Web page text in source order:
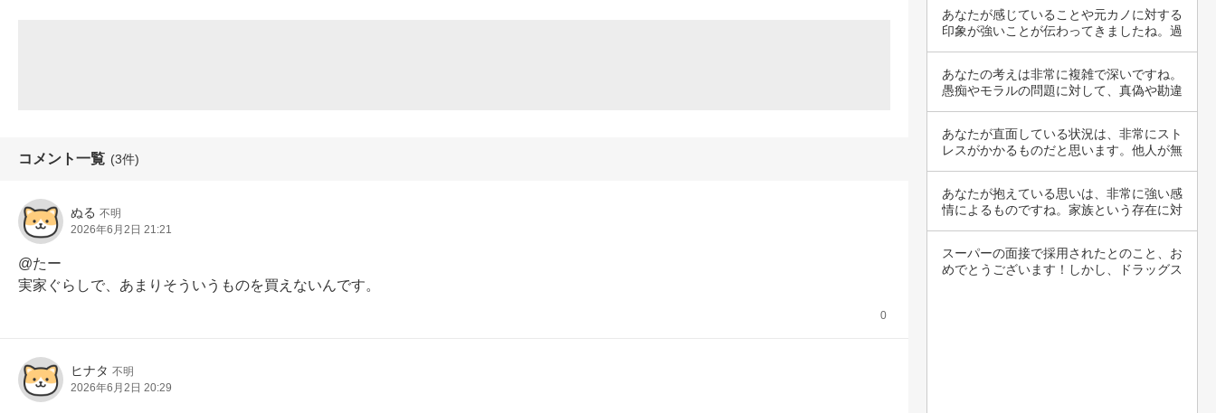
コメント一覧 (3件)
ぬる 不明
2026年6月2日 21:21
@たー
実家ぐらしで、あまりそういうものを買えないんです。
0
ヒナタ 不明
2026年6月2日 20:29
あなたが感じていることや元カノに対する
印象が強いことが伝わってきましたね。過
あなたの考えは非常に複雑で深いですね。
愚痴やモラルの問題に対して、真偽や勘違
あなたが直面している状況は、非常にスト
レスがかかるものだと思います。他人が無
あなたが抱えている思いは、非常に強い感
情によるものですね。家族という存在に対
スーパーの面接で採用されたとのこと、お
めでとうございます！しかし、ドラッグス